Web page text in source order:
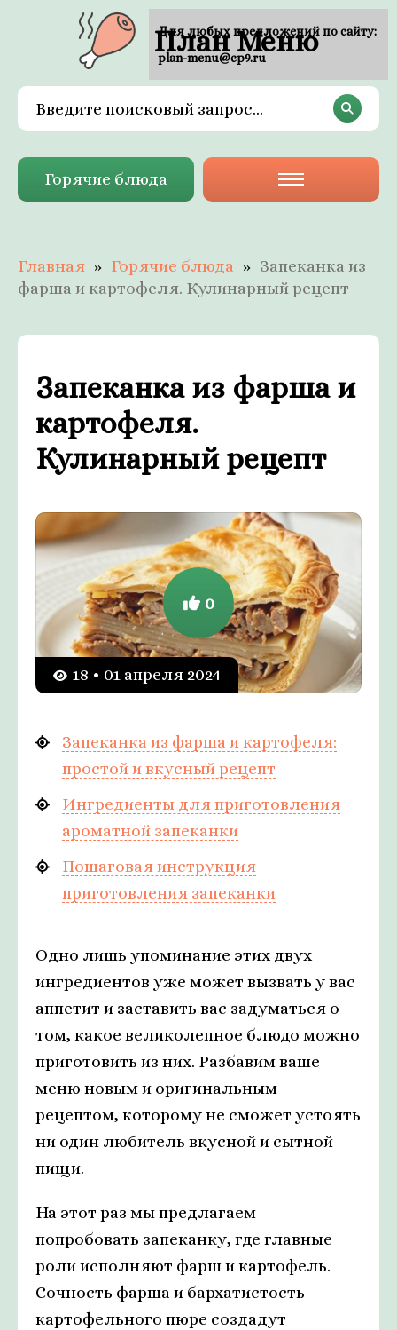
План Меню
Горячие блюда
Главная Горячие блюда
Запеканка из
фарша и картофеля. Кулинарный рецепт
Запеканка из фарша и
картофеля.
Кулинарный рецепт
18 • 01 апреля 2024
0
Запеканка из фарша и картофеля:
простой и вкусный рецепт
Ингредиенты для приготовления
ароматной запеканки
Пошаговая инструкция
приготовления запеканки
Одно лишь упоминание этих двух
ингредиентов уже может вызвать у вас
аппетит и заставить вас задуматься о
том, какое великолепное блюдо можно
приготовить из них. Разбавим ваше
меню новым и оригинальным
рецептом, которому не сможет устоять
ни один любитель вкусной и сытной
пищи.
На этот раз мы предлагаем
попробовать запеканку, где главные
роли исполняют фарш и картофель.
Сочность фарша и бархатистость
картофельного пюре создадут
Для любых предложений по сайту:
plan-menu@cp9.ru